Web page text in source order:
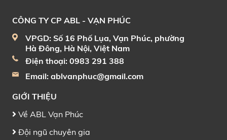
hướng, quy trình thi công,
ưu điểm nổi bật và những
lưu ý quan trọng khi xây
dựng.
hướng, đặc biệt phù hợp
với nhu cầu xây nhanh,
kết cấu vững chắc, và
phong cách thiết kế hiện
CÔNG TY CP ABL - VẠN PHÚC
VPGD: Số 16 Phố Lụa, Vạn Phúc, phường
Hà Đông, Hà Nội, Việt Nam
Điện thoại: 0983 291 388
Email: ablvanphuc@gmail.com
GIỚI THIỆU
Về ABL Vạn Phúc
Đội ngũ chuyên gia